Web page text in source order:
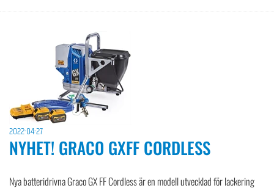
2022-04-27
NYHET! GRACO GXFF CORDLESS
Nya batteridrivna Graco GX FF Cordless är en modell utvecklad för lackering